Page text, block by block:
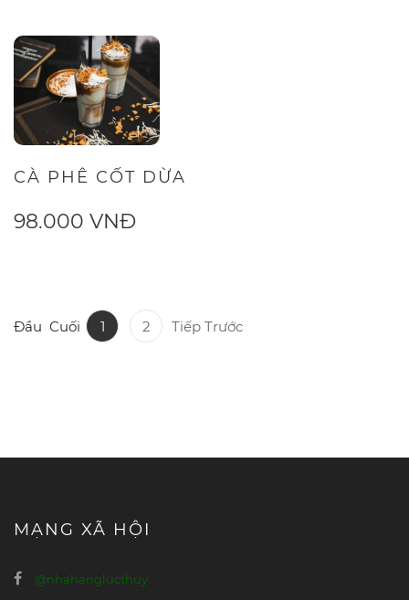
CÀ PHÊ CỐT DỪA
98.000 VNĐ
Đầu Cuối 1 2 Tiếp Trước
MẠNG XÃ HỘI
@nhahanglucthuy